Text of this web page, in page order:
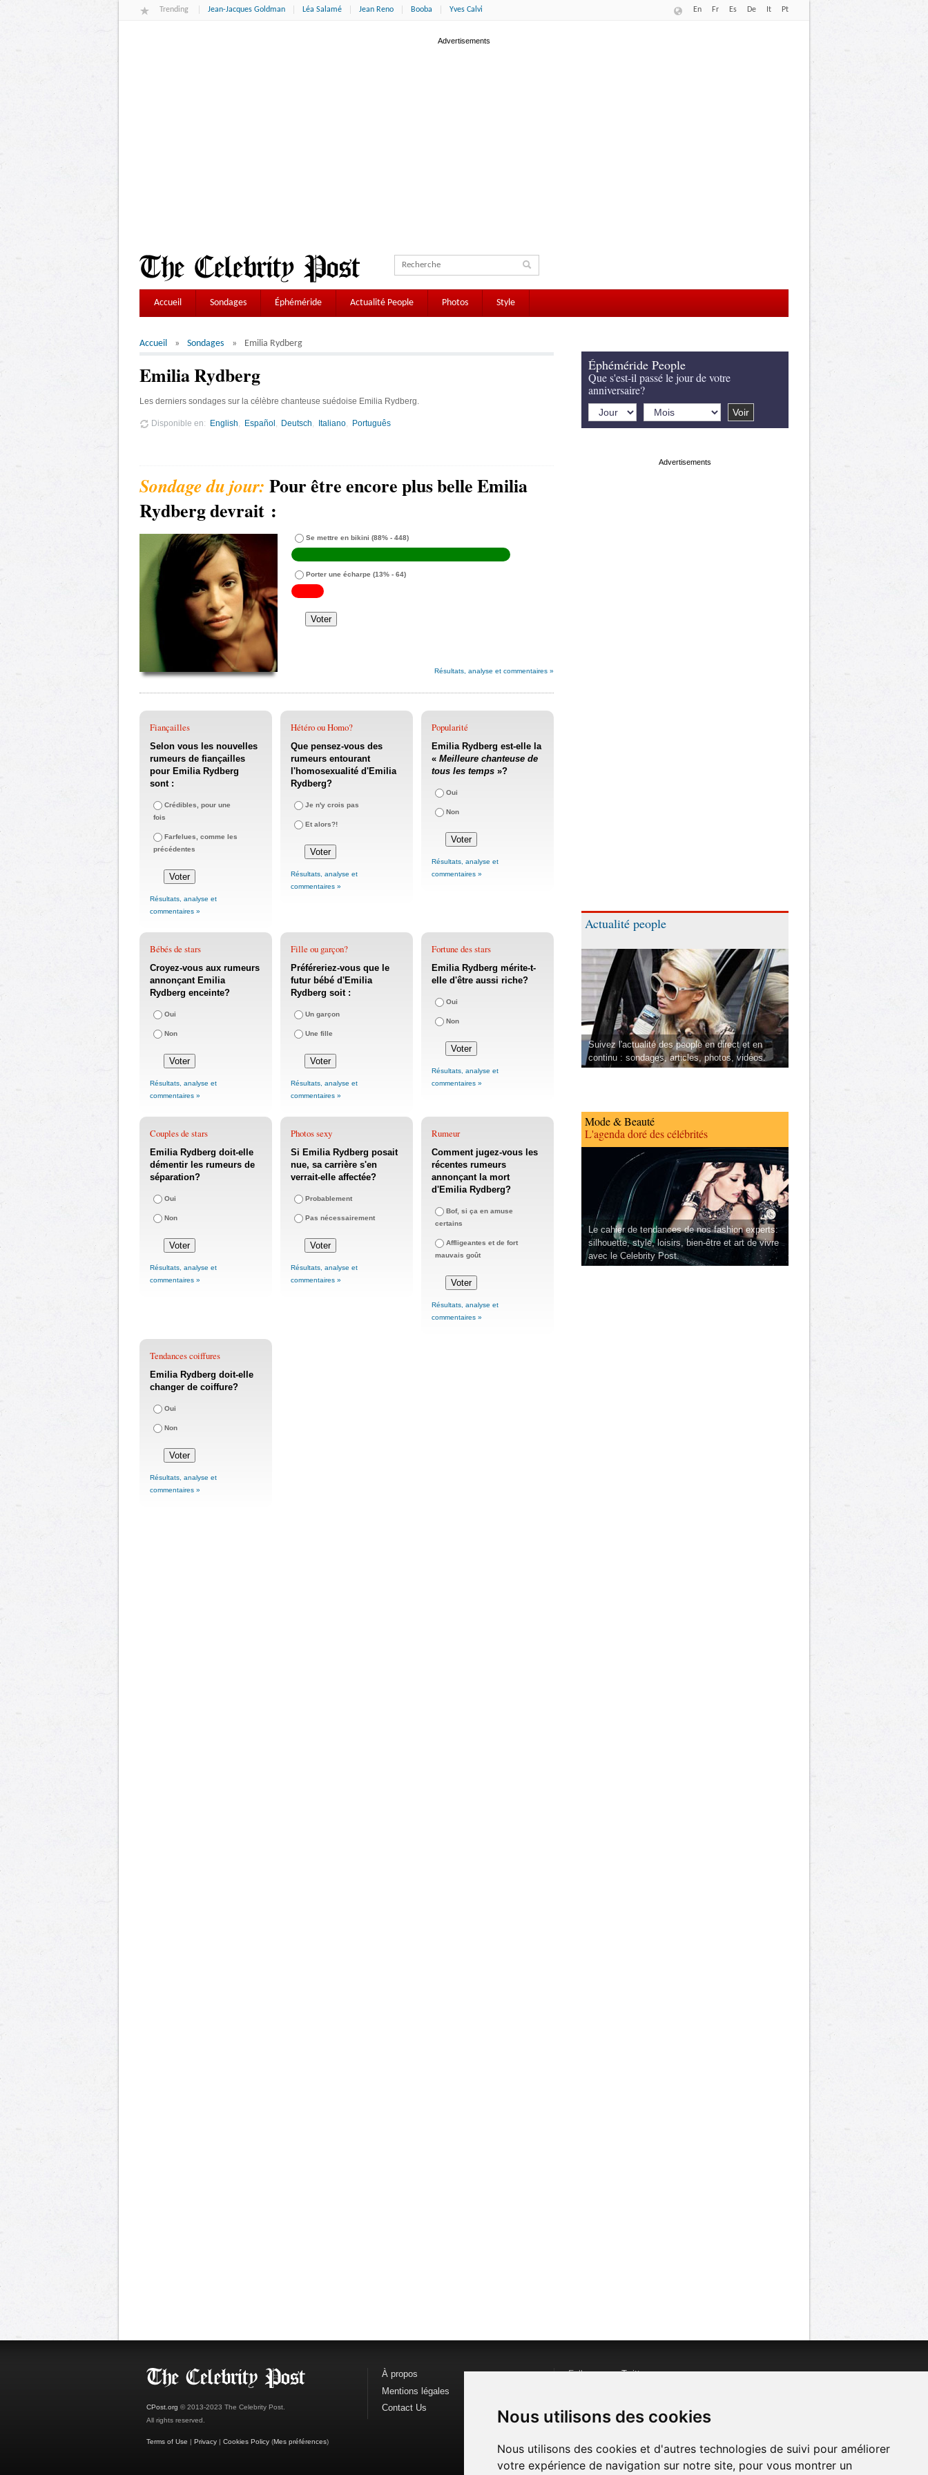
Nous utilisons des cookies
Nous utilisons des cookies et d'autres technologies de suivi pour améliorer
votre expérience de navigation sur notre site, pour vous montrer un
Trending Jean-Jacques Goldman Léa Salamé Jean Reno Booba Yves Calvi En Fr Es De It Pt
Accueil Sondages Éphéméride Actualité People Photos Style
Accueil Sondages Emilia Rydberg
Emilia Rydberg
Les derniers sondages sur la célèbre chanteuse suédoise Emilia Rydberg.
Disponible en English Español Deutsch Italiano Português
Pour être encore plus belle Emilia
Rydberg devrait :
Se mettre en bikini (88% - 448)
Porter une écharpe (13% - 64)
Résultats, analyse et commentaires »
Fiançailles
Selon vous les nouvelles
rumeurs de fiançailles
pour Emilia Rydberg
sont :
Crédibles, pour une
fois
Farfelues, comme les
précédentes
Résultats, analyse et
commentaires »
Hétéro ou Homo?
Que pensez-vous des
rumeurs entourant
l'homosexualité d'Emilia
Rydberg?
Je n'y crois pas
Et alors?!
Résultats, analyse et
commentaires »
Popularité
Emilia Rydberg est-elle la
« Meilleure chanteuse de
tous les temps »?
Oui
Non
Résultats, analyse et
commentaires »
Bébés de stars
Croyez-vous aux rumeurs
annonçant Emilia
Rydberg enceinte?
Oui
Non
Résultats, analyse et
commentaires »
Fille ou garçon?
Préféreriez-vous que le
futur bébé d'Emilia
Rydberg soit :
Un garçon
Une fille
Résultats, analyse et
commentaires »
Fortune des stars
Emilia Rydberg mérite-t-
elle d'être aussi riche?
Oui
Non
Résultats, analyse et
commentaires »
Couples de stars
Emilia Rydberg doit-elle
démentir les rumeurs de
séparation?
Oui
Non
Résultats, analyse et
commentaires »
Photos sexy
Si Emilia Rydberg posait
nue, sa carrière s'en
verrait-elle affectée?
Probablement
Pas nécessairement
Résultats, analyse et
commentaires »
Rumeur
Comment jugez-vous les
récentes rumeurs
annonçant la mort
d'Emilia Rydberg?
Bof, si ça en amuse
certains
Affligeantes et de fort
mauvais goût
Résultats, analyse et
commentaires »
Tendances coiffures
Emilia Rydberg doit-elle
changer de coiffure?
Oui
Non
Résultats, analyse et
commentaires »
Éphéméride People
Que s'est-il passé le jour de votre
anniversaire?
Actualité people
Suivez l'actualité des people en direct et en
continu : sondages, articles, photos, vidéos.
Mode & Beauté
L'agenda doré des célébrités
Le cahier de tendances de nos fashion experts:
silhouette, style, loisirs, bien-être et art de vivre
avec le Celebrity Post.
CPost.org © 2013-2023 The Celebrity Post.
All rights reserved.
Terms of Use | Privacy | Cookies Policy (Mes préférences)
À propos
Mentions légales
Contact Us
Follow us onTwitter
Watch us on YouTube